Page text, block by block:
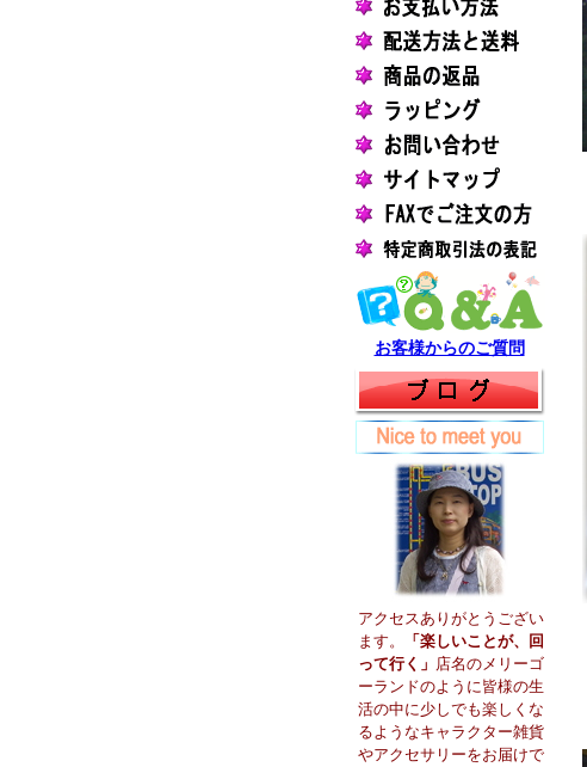
お客様からのご質問
アクセスありがとうござい
ます。
「楽しいことが、回
って行く」 店名のメリーゴ
ーランドのように皆様の生
活の中に少しでも楽しくな
るようなキャラクター雑貨
やアクセサリーをお届けで